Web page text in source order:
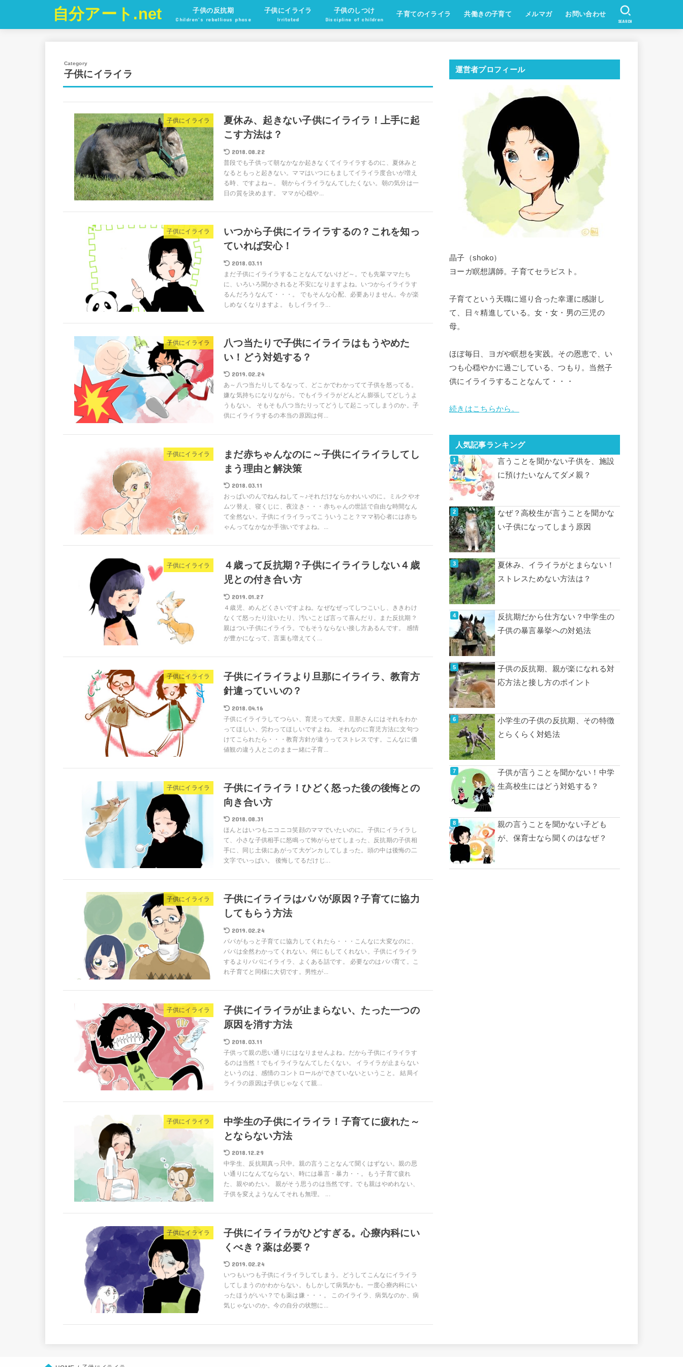
自分アート.net 子供の反抗期
Children’s rebellious phase
子供にイライラ
Irritated
子供のしつけ
Discipline of children
子育てのイライラ 共働きの子育て メルマガ お問い合わせ
SEARCH
子供にイライラ
子供にイライラ
夏休み、起きない子供にイライラ！上手に起
こす方法は？
2018.08.22
普段でも子供って朝なかなか起きなくてイライラするのに、夏休みと
なるともっと起きない。ママはいつにもましてイライラ度合いが増え
る時、ですよね～。 朝からイライラなんてしたくない。朝の気分は一
日の質を決めます。 ママが心穏や...
子供にイライラ
いつから子供にイライラするの？これを知っ
ていれば安心！
2018.03.11
まだ子供にイライラすることなんてないけど～。でも先輩ママたち
に、いろいろ聞かされると不安になりますよね。いつからイライラす
るんだろうなんて・・・。 でもそんな心配、必要ありません。今が楽
しめなくなりますよ。 もしイライラ...
子供にイライラ
八つ当たりで子供にイライラはもうやめた
い！どう対処する？
2019.02.24
あ～八つ当たりしてるなって、どこかでわかってて子供を怒ってる。
嫌な気持ちになりながら。でもイライラがどんどん膨張してどしうよ
うもない。 そもそも八つ当たりってどうして起こってしまうのか。子
供にイライラするの本当の原因は何...
子供にイライラ
まだ赤ちゃんなのに～子供にイライラしてし
まう理由と解決策
2018.03.11
おっぱいのんでねんねして～♪それだけならかわいいのに。ミルクやオ
ムツ替え、寝くじに、夜泣き・・・赤ちゃんの世話で自由な時間なん
て全然ない。子供にイライラってこういうこと？ママ初心者には赤ち
ゃんってなかなか手強いですよね。...
子供にイライラ
４歳って反抗期？子供にイライラしない４歳
児との付き合い方
2019.01.27
４歳児、めんどくさいですよね。なぜなぜってしつこいし、ききわけ
なくて怒ったり泣いたり、汚いことば言って喜んだり。また反抗期？
親はつい子供にイライラ。でもそうならない接し方あるんです。 感情
が豊かになって、言葉も増えてく...
子供にイライラ
子供にイライラより旦那にイライラ、教育方
針違っていいの？
2018.04.16
子供にイライラしてつらい、育児って大変。旦那さんにはそれをわか
ってほしい、労わってほしいですよね。 それなのに育児方法に文句つ
けてこられたら・・・教育方針が違うってストレスです。こんなに価
値観の違う人とこのまま一緒に子育...
子供にイライラ
子供にイライラ！ひどく怒った後の後悔との
向き合い方
2018.08.31
ほんとはいつもニコニコ笑顔のママでいたいのに。子供にイライラし
て、小さな子供相手に怒鳴って怖がらせてしまった、反抗期の子供相
手に、同じ土俵にあがって大ゲンカしてしまった。頭の中は後悔の二
文字でいっぱい。 後悔してるだけじ...
子供にイライラ
子供にイライラはパパが原因？子育てに協力
してもらう方法
2019.02.24
パパがもっと子育てに協力してくれたら・・・こんなに大変なのに、
パパは全然わかってくれない。何にもしてくれない。子供にイライラ
するよりパパにイライラ、よくある話です。 必要なのはパパ育て。こ
れ子育てと同様に大切です。男性が...
子供にイライラ
子供にイライラが止まらない、たった一つの
原因を消す方法
2018.03.11
子供って親の思い通りにはなりませんよね。だから子供にイライラす
るのは当然！でもイライラなんてしたくない。 イライラが止まらない
というのは、感情のコントロールができていないということ。 結局イ
ライラの原因は子供じゃなくて親...
子供にイライラ
中学生の子供にイライラ！子育てに疲れた～
とならない方法
2018.12.29
中学生、反抗期真っ只中。親の言うことなんて聞くはずない。親の思
い通りになんてならない、時には暴言・暴力・・。もう子育て疲れ
た、親やめたい。 親がそう思うのは当然です。でも親はやめれない、
子供を変えようなんてそれも無理。 ...
子供にイライラ
子供にイライラがひどすぎる。心療内科にい
くべき？薬は必要？
2019.02.24
いつもいつも子供にイライラしてしまう。どうしてこんなにイライラ
してしまうのかわからない。もしかして病気かも。一度心療内科にい
ったほうがいい？でも薬は嫌・・・。 このイライラ、病気なのか、病
気じゃないのか。今の自分の状態に...
運営者プロフィール
晶子（shoko）
ヨーガ瞑想講師。子育てセラピスト。
子育てという天職に巡り合った幸運に感謝し
て、日々精進している。女・女・男の三児の
母。
ほぼ毎日、ヨガや瞑想を実践。その恩恵で、い
つも心穏やかに過ごしている、つもり。当然子
供にイライラすることなんて・・・
続きはこちらから。
人気記事ランキング
言うことを聞かない子供を、施設
に預けたいなんてダメ親？
なぜ？高校生が言うことを聞かな
い子供になってしまう原因
夏休み、イライラがとまらない！
ストレスためない方法は？
反抗期だから仕方ない？中学生の
子供の暴言暴挙への対処法
子供の反抗期、親が楽になれる対
応方法と接し方のポイント
小学生の子供の反抗期、その特徴
とらくらく対処法
子供が言うことを聞かない！中学
生高校生にはどう対処する？
親の言うことを聞かない子ども
が、保育士なら聞くのはなぜ？